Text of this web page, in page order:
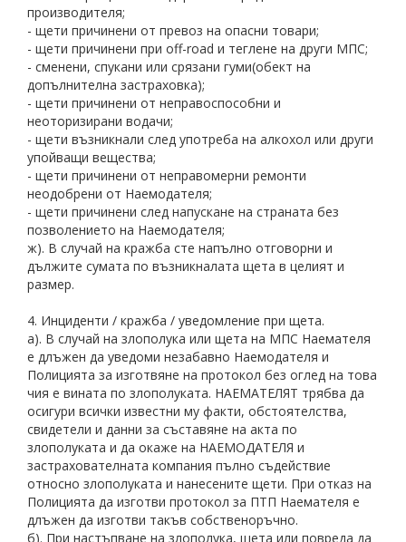
производителя;
- щети причинени от превоз на опасни товари;
- щети причинени при off-road и теглене на други МПС;
- сменени, спукани или срязани гуми(обект на
допълнителна застраховка);
- щети причинени от неправоспособни и
неоторизирани водачи;
- щети възникнали след употреба на алкохол или други
упойващи вещества;
- щети причинени от неправомерни ремонти
неодобрени от Наемодателя;
- щети причинени след напускане на страната без
позволението на Наемодателя;
ж). В случай на кражба сте напълно отговорни и
дължите сумата по възникналата щета в целият и
размер.
4. Инциденти / кражба / уведомление при щета.
а). В случай на злополука или щета на МПС Наемателя
е длъжен да уведоми незабавно Наемодателя и
Полицията за изготвяне на протокол без оглед на това
чия е вината по злополуката. НАЕМАТЕЛЯТ трябва да
осигури всички известни му факти, обстоятелства,
свидетели и данни за съставяне на акта по
злополуката и да окаже на НАЕМОДАТЕЛЯ и
застрахователната компания пълно съдействие
относно злополуката и нанесените щети. При отказ на
Полицията да изготви протокол за ПТП Наемателя е
длъжен да изготви такъв собственоръчно.
б). При настъпване на злополука, щета или повреда да